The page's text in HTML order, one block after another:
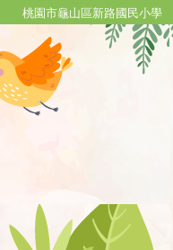
桃園市龜山區新路國民小學